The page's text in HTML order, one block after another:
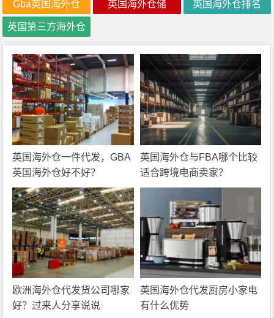
Gba英国海外仓 英国海外仓储 英国海外仓排名
英国第三方海外仓
英国海外仓一件代发，GBA
英国海外仓好不好？
英国海外仓与FBA哪个比较
适合跨境电商卖家？
欧洲海外仓代发货公司哪家
好？过来人分享说说
英国海外仓代发厨房小家电
有什么优势